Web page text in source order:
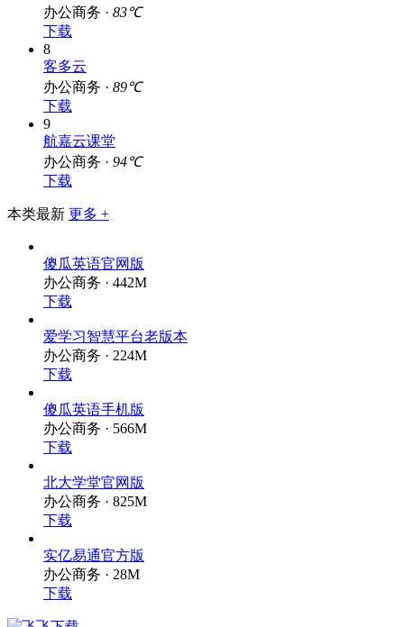
办公商务 · 83℃
下载
8
客多云
办公商务 · 89℃
下载
9
航嘉云课堂
办公商务 · 94℃
下载
本类最新 更多 +
傻瓜英语官网版
办公商务 · 442M
下载
爱学习智慧平台老版本
办公商务 · 224M
下载
傻瓜英语手机版
办公商务 · 566M
下载
北大学堂官网版
办公商务 · 825M
下载
实亿易通官方版
办公商务 · 28M
下载